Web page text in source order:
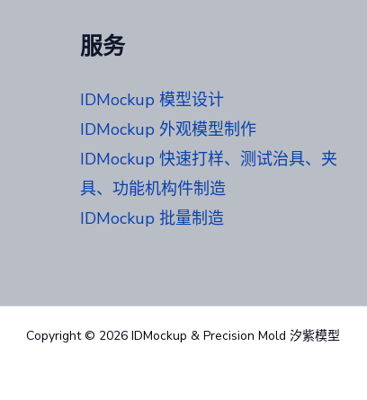
服务
IDMockup 模型设计
IDMockup 外观模型制作
IDMockup 快速打样、测试治具、夹
具、功能机构件制造
IDMockup 批量制造
Copyright © 2026 IDMockup & Precision Mold 汐紫模型